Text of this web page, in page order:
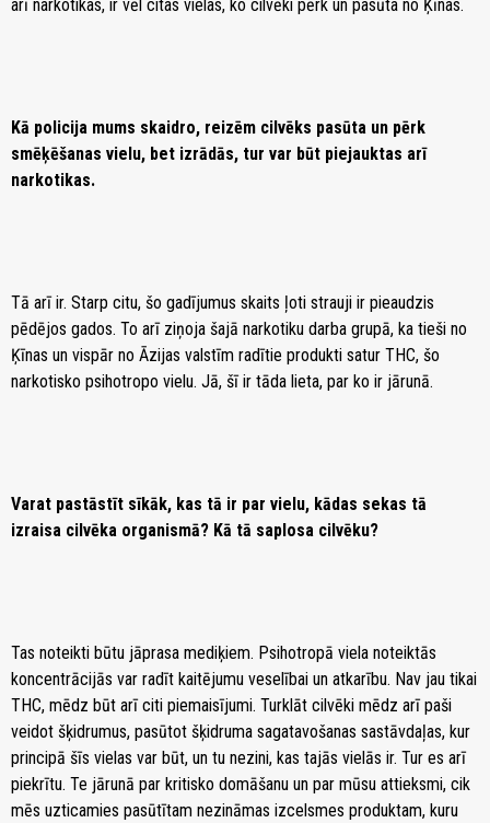
arī narkotikas, ir vēl citas vielas, ko cilvēki pērk un pasūta no Ķīnas.
Kā policija mums skaidro, reizēm cilvēks pasūta un pērk
smēķēšanas vielu, bet izrādās, tur var būt piejauktas arī
narkotikas.
Tā arī ir. Starp citu, šo gadījumus skaits ļoti strauji ir pieaudzis
pēdējos gados. To arī ziņoja šajā narkotiku darba grupā, ka tieši no
Ķīnas un vispār no Āzijas valstīm radītie produkti satur THC, šo
narkotisko psihotropo vielu. Jā, šī ir tāda lieta, par ko ir jārunā.
Varat pastāstīt sīkāk, kas tā ir par vielu, kādas sekas tā
izraisa cilvēka organismā? Kā tā saplosa cilvēku?
Tas noteikti būtu jāprasa mediķiem. Psihotropā viela noteiktās
koncentrācijās var radīt kaitējumu veselībai un atkarību. Nav jau tikai
THC, mēdz būt arī citi piemaisījumi. Turklāt cilvēki mēdz arī paši
veidot šķidrumus, pasūtot šķidruma sagatavošanas sastāvdaļas, kur
principā šīs vielas var būt, un tu nezini, kas tajās vielās ir. Tur es arī
piekrītu. Te jārunā par kritisko domāšanu un par mūsu attieksmi, cik
mēs uzticamies pasūtītam nezināmas izcelsmes produktam, kuru